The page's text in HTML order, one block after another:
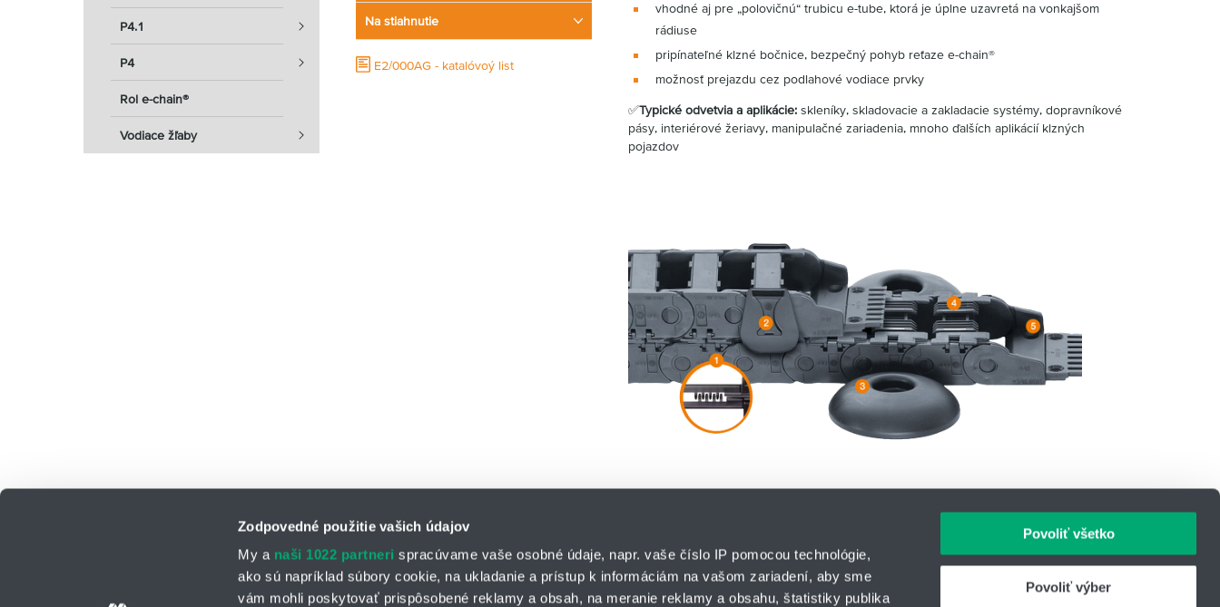
Zodpovedné použitie vašich údajov
My a naši 1022 partneri spracúvame vaše osobné údaje, napr. vaše číslo IP pomocou technológie,
ako sú napríklad súbory cookie, na ukladanie a prístup k informáciám na vašom zariadení, aby sme
vám mohli poskytovať prispôsobené reklamy a obsah, na meranie reklamy a obsahu, štatistiky publika
Povoliť všetko
Povoliť výber
P4.1
P4
Rol e-chain®
Vodiace žľaby
Na stiahnutie
E2/000AG - katalóvoý list
vhodné aj pre „polovičnú“ trubicu e-tube, ktorá je úplne uzavretá na vonkajšom
rádiuse
pripínateľné klzné bočnice, bezpečný pohyb reťaze e-chain®
možnosť prejazdu cez podlahové vodiace prvky
✅Typické odvetvia a aplikácie: skleníky, skladovacie a zakladacie systémy, dopravníkové
pásy, interiérové žeriavy, manipulačné zariadenia, mnoho ďalších aplikácií klzných
pojazdov